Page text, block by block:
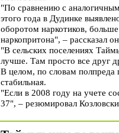
"По сравнению с
этого года в Дудинке
оборотом наркотиков,
наркопритона", – рассказал
"В сельских поселениях
лучше. Там просто все друг
В целом, по словам полпреда
стабильная.
"Если в 2008 году на учете
37", – резюмировал